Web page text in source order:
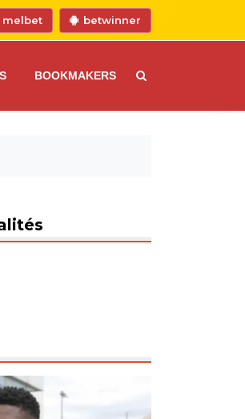
melbet betwinner
BOOKMAKERS